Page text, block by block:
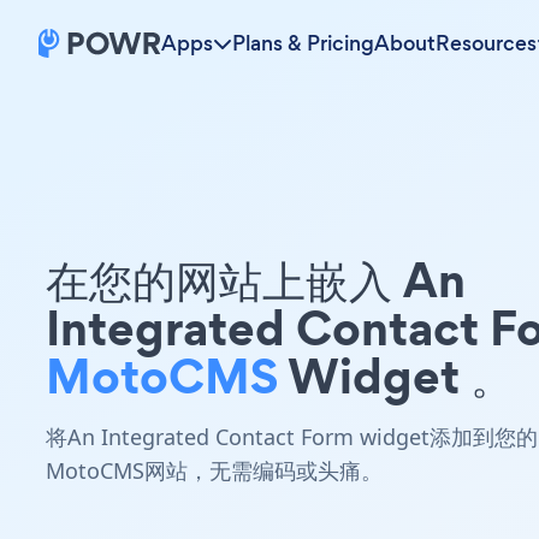
Apps Plans & PricingAboutResources
在您的网站上嵌入 An
Integrated Contact
MotoCMSWidget 。
将An Integrated Contact Form widget添加到您的
MotoCMS网站，无需编码或头痛。